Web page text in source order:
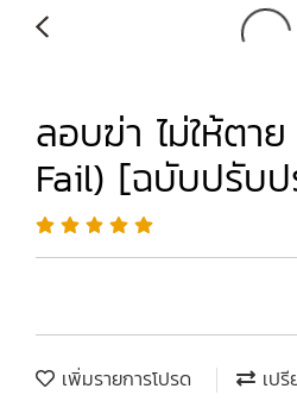
ลอบฆ่า ไม่ให้ตา
Fail) [ฉบับปรับ
เพิ่มรายการโปรด เป